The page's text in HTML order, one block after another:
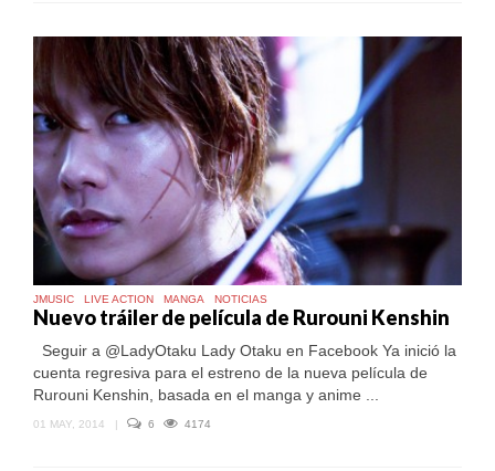
ESTRENO
PERÚ
JMUSIC LIVE ACTION MANGA NOTICIAS
Nuevo tráiler de película de Rurouni Kenshin
Seguir a @LadyOtaku Lady Otaku en Facebook Ya inició la
cuenta regresiva para el estreno de la nueva película de
Rurouni Kenshin, basada en el manga y anime ...
01 MAY, 2014 | 6 4174